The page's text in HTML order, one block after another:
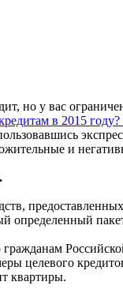
но у вас
в 2015 году?
и
определенный
целевого
квартиры.